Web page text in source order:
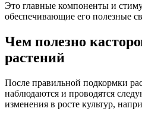
Это главные компоненты и
обеспечивающие его полезные
Чем полезно
растений
После правильной подкормки
наблюдаются и проводятся
изменения в росте культур,